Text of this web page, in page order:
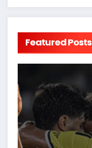
Featured Posts